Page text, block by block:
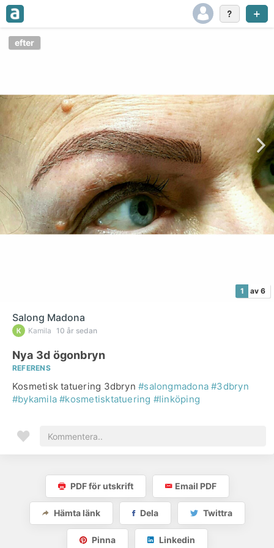
efter
1 av 6
Salong Madona
Kamila 10 år sedan
Nya 3d ögonbryn
REFERENS
Kosmetisk tatuering 3dbryn#salongmadona #3dbryn
#bykamila #kosmetisktatuering #linköping
PDF för utskrift Email PDF
Hämta länk Dela Twittra
Pinna Linkedin